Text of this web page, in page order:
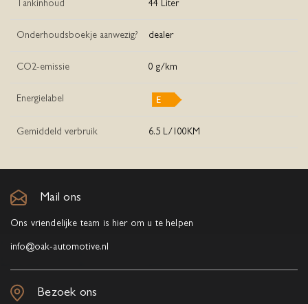
Tankinhoud 44 Liter
Onderhoudsboekje aanwezig? dealer
CO2-emissie 0 g/km
Energielabel
Gemiddeld verbruik 6.5 L/100KM
Mail ons
Ons vriendelijke team is hier om u te helpen
info@oak-automotive.nl
Bezoek ons